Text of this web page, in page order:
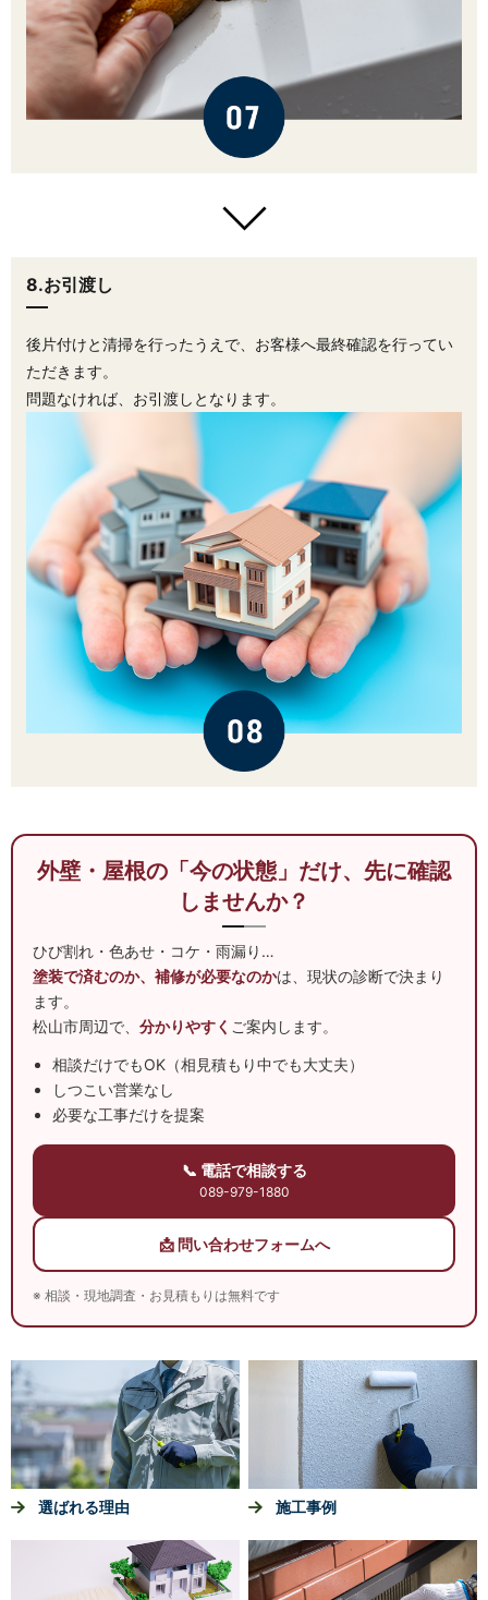
8.お引渡し
後片付けと清掃を行ったうえで、お客様へ最終確認を行ってい
ただきます。
問題なければ、お引渡しとなります。
外壁・屋根の「今の状態」だけ、先に確認
しませんか？
ひび割れ・色あせ・コケ・雨漏り…
塗装で済むのか、補修が必要なのかは、現状の診断で決まり
ます。
松山市周辺で、 分かりやすく ご案内します。
相談だけでもOK（相見積もり中でも大丈夫）
しつこい営業なし
必要な工事だけを提案
📞 電話で相談する
089-979-1880
📩 問い合わせフォームへ
※ 相談・現地調査・お見積もりは無料です
選ばれる理由 施工事例